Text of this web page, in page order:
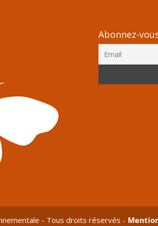
Abonnez-
- Tous droits réservés -